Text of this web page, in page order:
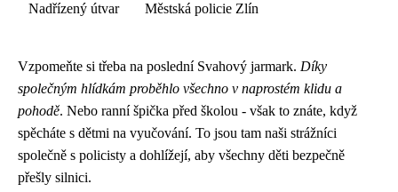
Nadřízený útvar Městská policie Zlín
Vzpomeňte si třeba na poslední Svahový jarmark. Díky
společným hlídkám proběhlo všechno v naprostém klidu a
pohodě. Nebo ranní špička před školou - však to znáte, když
spěcháte s dětmi na vyučování. To jsou tam naši strážníci
společně s policisty a dohlížejí, aby všechny děti bezpečně
přešly silnici.